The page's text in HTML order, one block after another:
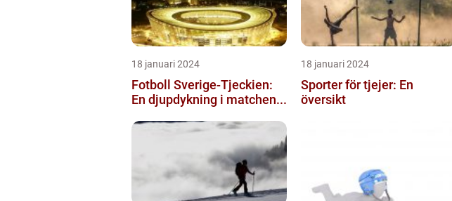
18 januari 2024
Fotboll Sverige-Tjeckien:
En djupdykning i matchen...
18 januari 2024
Sporter för tjejer: En
översikt